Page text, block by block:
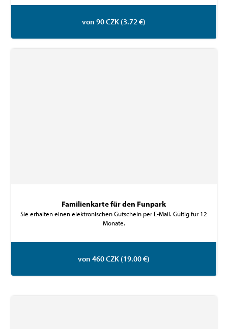
von 90 CZK (3.72 €)
Familienkarte für den Funpark
Sie erhalten einen elektronischen Gutschein per E-Mail. Gültig für 12
Monate.
von 460 CZK (19.00 €)